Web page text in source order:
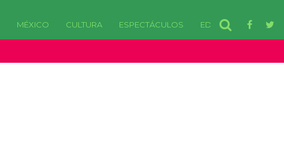
MÉXICO CULTURA ESPECTÁCULOS EDOMEX